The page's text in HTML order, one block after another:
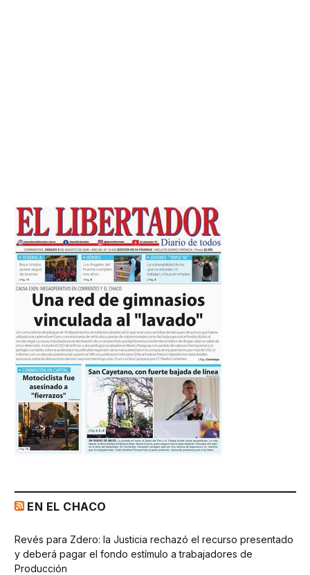
EN EL CHACO
Revés para Zdero: la Justicia rechazó el recurso presentado
y deberá pagar el fondo estímulo a trabajadores de
Producción